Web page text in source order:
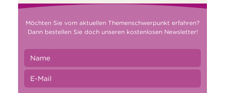
Möchten Sie vom aktuellen Themenschwerpunkt erfahren?
Dann bestellen Sie doch unseren kostenlosen Newsletter!